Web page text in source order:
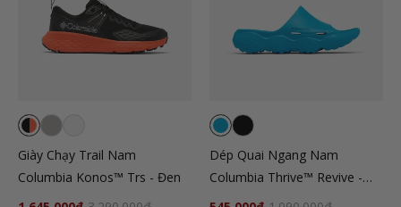
Giày Chạy Trail Nam
Columbia Konos™ Trs - Đen
Dép Quai Ngang Nam
Columbia Thrive™ Revive -
Xanh Dương